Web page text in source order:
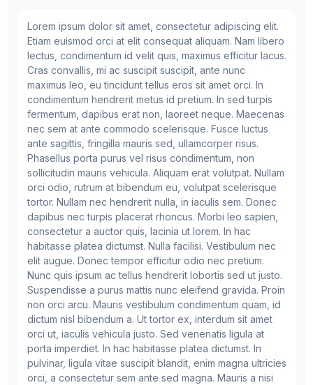
Lorem ipsum dolor sit amet, consectetur adipiscing elit.
Etiam euismod orci at elit consequat aliquam. Nam libero
lectus, condimentum id velit quis, maximus efficitur lacus.
Cras convallis, mi ac suscipit suscipit, ante nunc
maximus leo, eu tincidunt tellus eros sit amet orci. In
condimentum hendrerit metus id pretium. In sed turpis
fermentum, dapibus erat non, laoreet neque. Maecenas
nec sem at ante commodo scelerisque. Fusce luctus
ante sagittis, fringilla mauris sed, ullamcorper risus.
Phasellus porta purus vel risus condimentum, non
sollicitudin mauris vehicula. Aliquam erat volutpat. Nullam
orci odio, rutrum at bibendum eu, volutpat scelerisque
tortor. Nullam nec hendrerit nulla, in iaculis sem. Donec
dapibus nec turpis placerat rhoncus. Morbi leo sapien,
consectetur a auctor quis, lacinia ut lorem. In hac
habitasse platea dictumst. Nulla facilisi. Vestibulum nec
elit augue. Donec tempor efficitur odio nec pretium.
Nunc quis ipsum ac tellus hendrerit lobortis sed ut justo.
Suspendisse a purus mattis nunc eleifend gravida. Proin
non orci arcu. Mauris vestibulum condimentum quam, id
dictum nisl bibendum a. Ut tortor ex, interdum sit amet
orci ut, iaculis vehicula justo. Sed venenatis ligula at
porta imperdiet. In hac habitasse platea dictumst. In
pulvinar, ligula vitae suscipit blandit, enim magna ultricies
orci, a consectetur sem ante sed magna. Mauris a nisi